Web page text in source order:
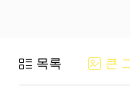
목록 큰